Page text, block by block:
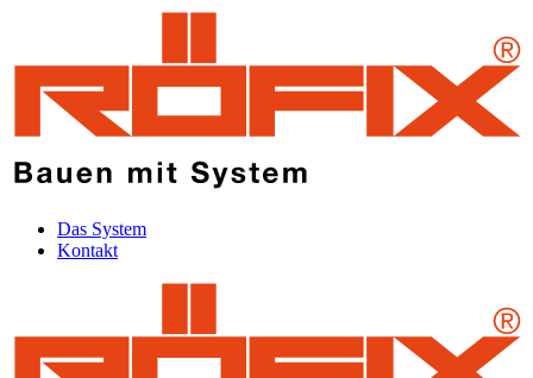
Das System
Kontakt